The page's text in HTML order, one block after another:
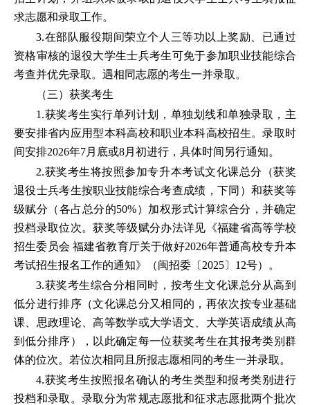
求志愿和录取工作。
3.在部队服役期间荣立个人三等功以上奖励、已通过
资格审核的退役大学生士兵考生可免于参加职业技能综合
考查并优先录取。遇相同志愿的考生一并录取。
（三）获奖考生
1.获奖考生实行单列计划，单独划线和单独录取，主
要安排省内应用型本科高校和职业本科高校招生。录取时
间安排2026年7月底或8月初进行，具体时间另行通知。
2.获奖考生将按照参加专升本考试文化课总分（获奖
退役士兵考生按职业技能综合考查成绩，下同）和获奖等
级赋分（各占总分的50%）加权形式计算综合分，并确定
投档录取位次。获奖等级赋分办法详见《福建省高等学校
招生委员会 福建省教育厅关于做好2026年普通高校专升本
考试招生报名工作的通知》（闽招委〔2025〕12号）。
3.获奖考生综合分相同时，按考生文化课总分从高到
低分进行排序（文化课总分又相同的，再依次按专业基础
课、思政理论、高等数学或大学语文、大学英语成绩从高
到低分排序），以此确定每一位获奖考生在其报考类别群
体的位次。若位次相同且所报志愿相同的考生一并录取。
4.获奖考生按照报名确认的考生类型和报考类别进行
投档和录取。录取分为常规志愿批和征求志愿批两个批次